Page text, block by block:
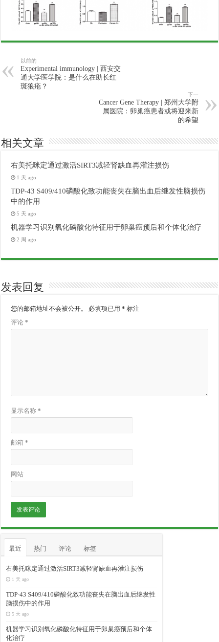
以前的
Experimental immunology | 西安交
通大学医学院：是什么在助长红
斑狼疮？
下一
Cancer Gene Therapy | 郑州大学附
属医院：卵巢癌患者或将迎来新
的希望
相关文章
右美托咪定通过激活SIRT3减轻肾缺血再灌注损伤
1 天 ago
TDP-43 S409/410磷酸化致功能丧失在脑出血后继发性脑损伤
中的作用
5 天 ago
机器学习识别氧化磷酸化特征用于卵巢癌预后和个体化治疗
2 周 ago
发表回复
您的邮箱地址不会被公开。 必填项已用* 标注
评论*
显示名称*
邮箱*
网站
最近 热门 评论 标签
右美托咪定通过激活SIRT3减轻肾缺血再灌注损伤
1 天 ago
TDP-43 S409/410磷酸化致功能丧失在脑出血后继发性
脑损伤中的作用
5 天 ago
机器学习识别氧化磷酸化特征用于卵巢癌预后和个体
化治疗